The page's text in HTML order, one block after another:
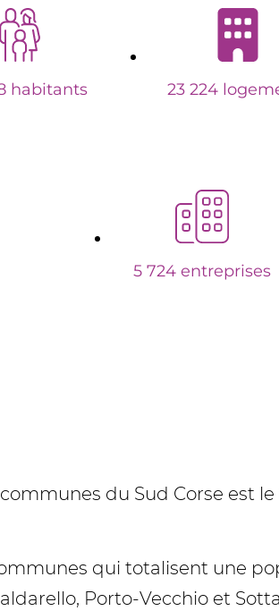
habitants 23 224
5 724 entreprises
du Sud Corse est
qui totalisent une
Porto-Vecchio et